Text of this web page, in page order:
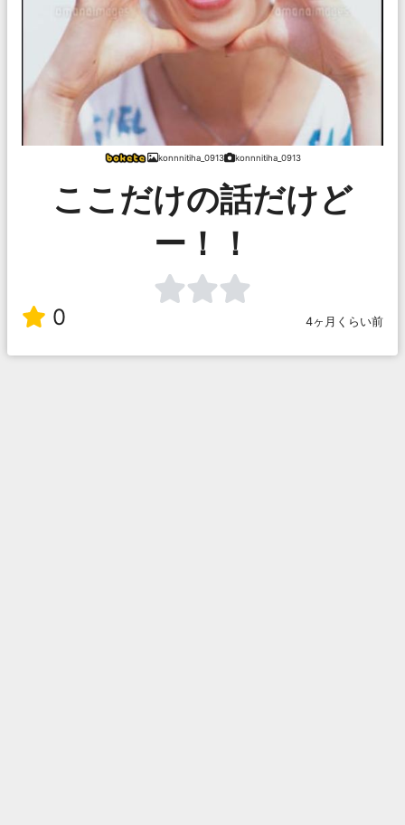
konnnitiha_0913 konnnitiha_0913
ここだけの話だけど
ー！！
0 4ヶ月くらい前